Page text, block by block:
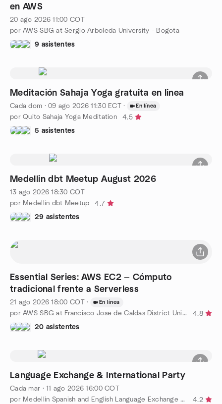
en AWS
20 ago 2026 11:00 COT
por AWS SBG at Sergio Arboleda University - Bogota
9 asistentes
Meditación Sahaja Yoga gratuita en linea
Cada dom ·09 ago 2026 11:30 ECT · En línea
por Quito Sahaja Yoga Meditation
4.5
5 asistentes
Medellin dbt Meetup August 2026
13 ago 2026 18:30 COT
por Medellín dbt Meetup
4.7
29 asistentes
Essential Series: AWS EC2 — Cómputo
tradicional frente a Serverless
21 ago 2026 18:00 COT · En línea
por AWS SBG at Francisco Jose de Caldas District Univ. - Bogota
4.8
20 asistentes
Language Exchange & International Party
Cada mar ·11 ago 2026 16:00 COT
por Medellin Spanish and English Language Exchange Meetup
4.2